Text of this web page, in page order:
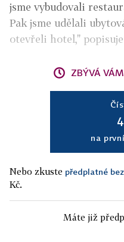
jsme vybudovali
Pak jsme udělali
otevřeli hotel," popisuje
ZBÝVÁ
na
Nebo zkuste předplatné
Kč.
Máte již